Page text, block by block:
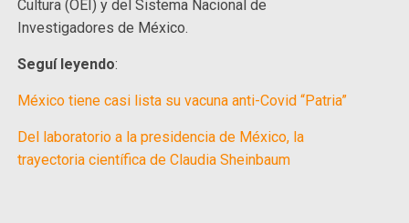
Cultura (OEI) y del Sistema Nacional de
Investigadores de México.
Seguí leyendo:
México tiene casi lista su vacuna anti-Covid “Patria”
Del laboratorio a la presidencia de México, la
trayectoria científica de Claudia Sheinbaum